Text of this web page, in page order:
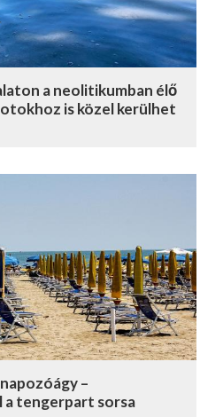
a neolitikumban élő
is közel kerülhet
–
a tengerpart sorsa